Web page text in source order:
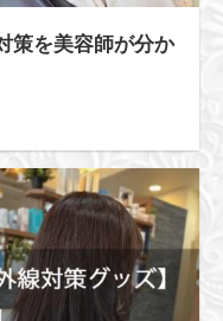
策を美容師が分か